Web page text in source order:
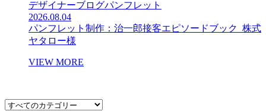
デザイナーブログパンフレット
2026.08.04
パンフレット制作：治一郎接客エピソードブック_株式
ヤタロー様
VIEW MORE